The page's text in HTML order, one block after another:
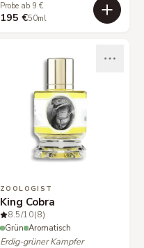
Probe ab 9 €
195 €50ml
ZOOLOGIST
King Cobra
8.5/10(8)
Grün Aromatisch
Erdig-grüner Kampfer